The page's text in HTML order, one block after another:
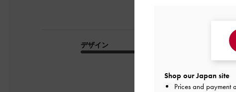
デザイン
Shop our Japan site
Prices and payment